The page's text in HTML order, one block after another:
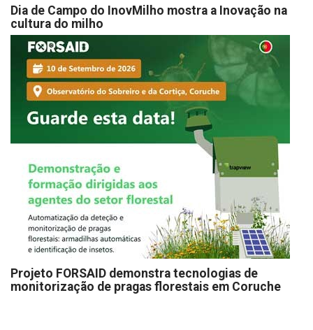
Dia de Campo do InovMilho mostra a Inovação na
cultura do milho
Projeto FORSAID demonstra tecnologias de
monitorização de pragas florestais em Coruche